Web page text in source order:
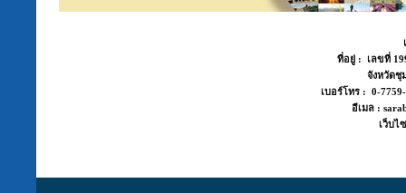
ที่อยู่ : เลขที่
จังหวัด
เบอร์โทร : 0-
อีเมล :
เว็บไ